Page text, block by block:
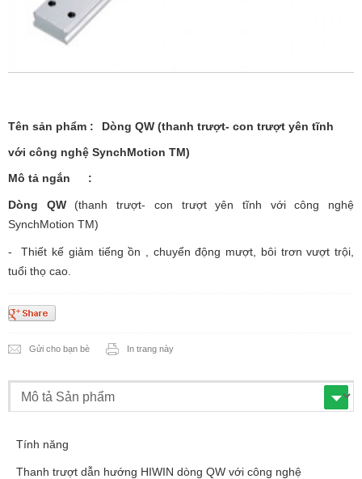
Tên sản phẩm :
Dòng QW (thanh trượt- con trượt yên tĩnh
với công nghệ SynchMotion TM)
Mô tả ngắn
:
Dòng QW(thanh trượt- con trượt yên tĩnh với công nghệ
SynchMotion TM)
- Thiết kế giảm tiếng ồn , chuyển động mượt, bôi trơn vượt trội,
tuổi thọ cao.
Gửi cho bạn bè In trang này
Tính năng
Thanh trượt dẫn hướng HIWIN dòng QW với công nghệ